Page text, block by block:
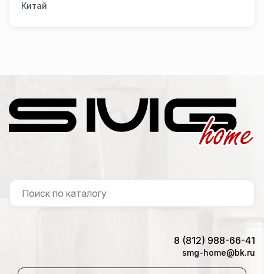
Китай
8 (812) 988-66-41
smg-home@bk.ru